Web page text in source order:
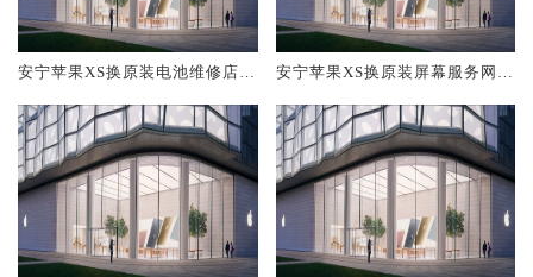
安宁苹果XS换原装电池维修店大
安宁苹果XS换原装屏幕服务网点